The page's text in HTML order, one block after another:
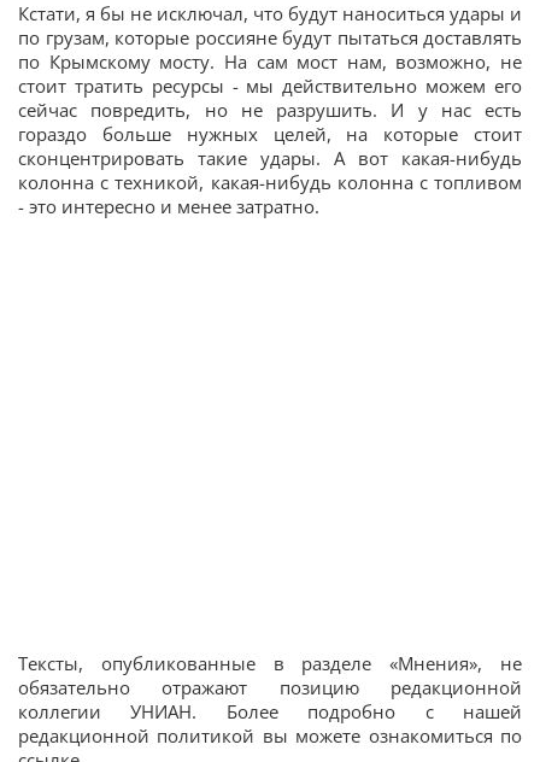
Кстати, я бы не исключал, что будут наноситься удары и
по грузам, которые россияне будут пытаться доставлять
по Крымскому мосту. На сам мост нам, возможно, не
стоит тратить ресурсы - мы действительно можем его
сейчас повредить, но не разрушить. И у нас есть
гораздо больше нужных целей, на которые стоит
сконцентрировать такие удары. А вот какая-нибудь
колонна с техникой, какая-нибудь колонна с топливом
- это интересно и менее затратно.
Тексты, опубликованные в разделе «Мнения», не
обязательно отражают позицию редакционной
коллегии УНИАН. Более подробно с нашей
редакционной политикой вы можете ознакомиться по